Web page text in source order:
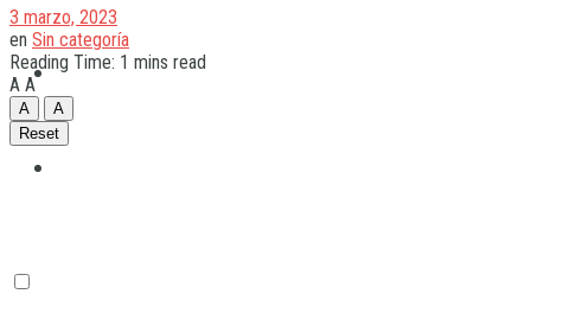
Quilmes
3 marzo, 2023
en Sin categoría
Reading Time: 1 mins read
A A
A
A
Reset